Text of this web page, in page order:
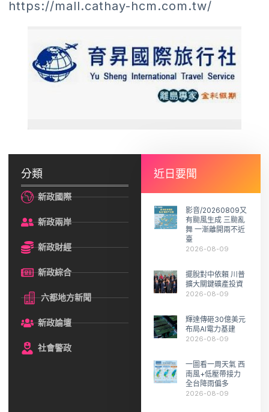
https://mall.cathay-hcm.com.tw/
分類
新政國際
新政兩岸
新政財經
新政綜合
六都地方新聞
新政論壇
社會警政
近日要聞
影音/20260809又
有颱風生成 三颱亂
舞 一漸離開兩不近
臺
2026-08-09
擺脫對中依賴 川普
擴大關鍵礦產投資
2026-08-09
輝達傳砸30億美元
布局AI電力基建
2026-08-09
一圖看一周天氣 西
南風+低壓帶接力
全台降雨偏多
2026-08-09